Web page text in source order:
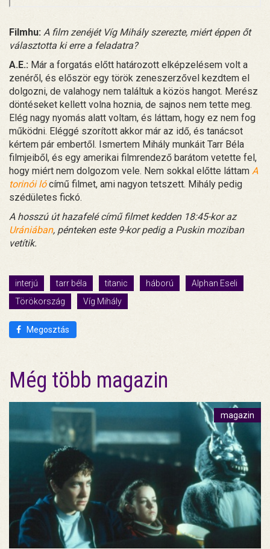
Filmhu: A film zenéjét Víg Mihály szerezte, miért éppen őt
választotta ki erre a feladatra?
A.E.: Már a forgatás előtt határozott elképzelésem volt a
zenéről, és először egy török zeneszerzővel kezdtem el
dolgozni, de valahogy nem találtuk a közös hangot. Merész
döntéseket kellett volna hoznia, de sajnos nem tette meg.
Elég nagy nyomás alatt voltam, és láttam, hogy ez nem fog
működni. Eléggé szorított akkor már az idő, és tanácsot
kértem pár embertől. Ismertem Mihály munkáit Tarr Béla
filmjeiből, és egy amerikai filmrendező barátom vetette fel,
hogy miért nem dolgozom vele. Nem sokkal előtte láttam A
torinói lócímű filmet, ami nagyon tetszett. Mihály pedig
szédületes fickó.
A hosszú út hazafelé című filmet kedden 18:45-kor az
Urániában, pénteken este 9-kor pedig a Puskin moziban
vetítik.
interjú tarr béla titanic háború
Alphan Eseli
Törökország
Víg Mihály
Megosztás
Még több magazin
magazin